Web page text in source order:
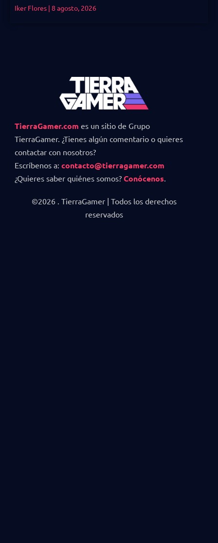
Iker Flores 8 agosto, 2026
TierraGamer.com es un sitio de Grupo
TierraGamer. ¿Tienes algún comentario o quieres
contactar con nosotros?
Escríbenos a: contacto@tierragamer.com
¿Quieres saber quiénes somos? Conócenos.
©2026 . TierraGamer | Todos los derechos
reservados